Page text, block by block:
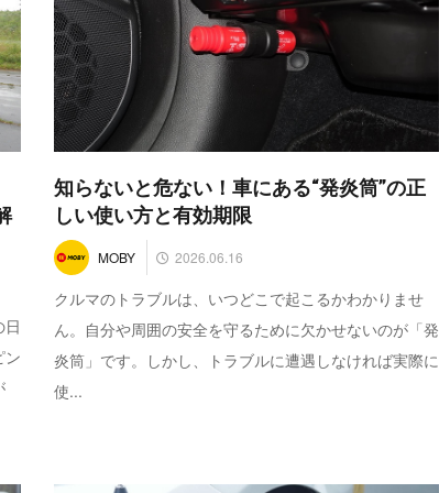
ン
知らないと危ない！車にある“発炎筒”の正
しい使い方と有効期限
MOBY 2026.06.16
クルマのトラブルは、いつどこで起こるかわかりませ
ん。自分や周囲の安全を守るために欠かせないのが「発
炎筒」です。しかし、トラブルに遭遇しなければ実際に
使...